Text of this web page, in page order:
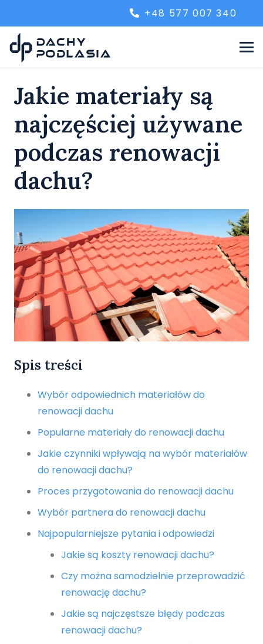
+48 577 007 340
Jakie materiały są
najczęściej używane
podczas renowacji
dachu?
Spis treści
Wybór odpowiednich materiałów do
renowacji dachu
Popularne materiały do renowacji dachu
Jakie czynniki wpływają na wybór materiałów
do renowacji dachu?
Proces przygotowania do renowacji dachu
Wybór partnera do renowacji dachu
Najpopularniejsze pytania i odpowiedzi
Jakie są koszty renowacji dachu?
Czy można samodzielnie przeprowadzić
renowację dachu?
Jakie są najczęstsze błędy podczas
renowacji dachu?